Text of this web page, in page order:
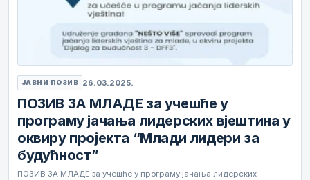
ЈАВНИ ПОЗИВ 26.03.2025.
ПОЗИВ ЗА МЛАДЕ за учешће у
програму јачања лидерских вјештина у
оквиру пројекта “Млади лидери за
будућност”
ПОЗИВ ЗА МЛАДЕ за учешће у програму јачања лидерских